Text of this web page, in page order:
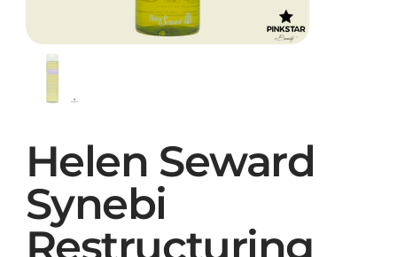
Helen Seward
Synebi
Restructuring